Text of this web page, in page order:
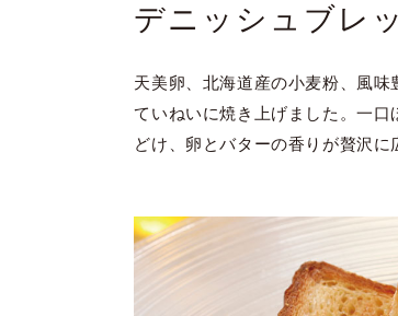
デニッシュブレ
天美卵、北海道産の小麦粉、風
ていねいに焼き上げました。一
どけ、卵とバターの香りが贅沢に